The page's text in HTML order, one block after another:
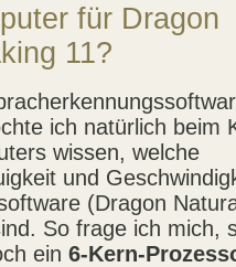
für Dragon
11?
ich natürlich beim
wissen, welche
und
(Dragon
So frage ich mich,
ein 6-Kern-